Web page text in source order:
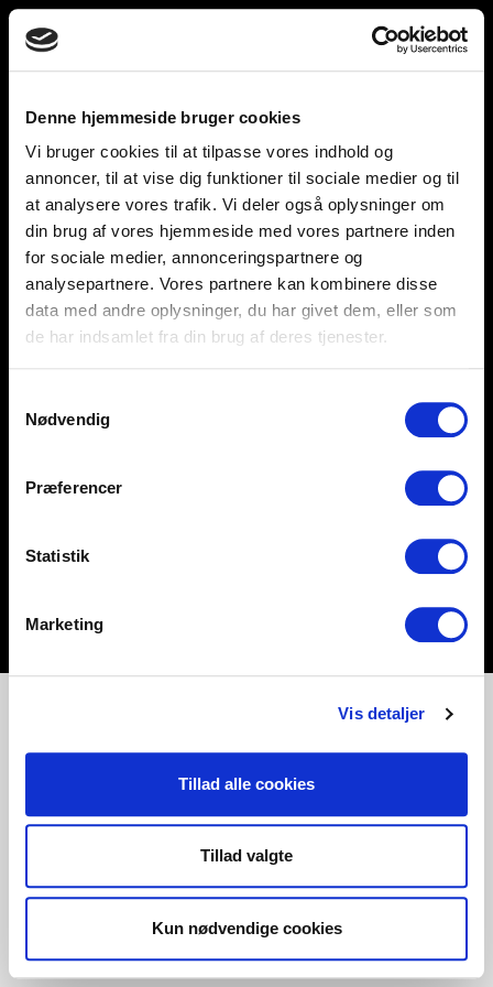
Denne hjemmeside bruger cookies
Vi bruger cookies til at tilpasse vores indhold og
annoncer, til at vise dig funktioner til sociale medier og til
at analysere vores trafik. Vi deler også oplysninger om
din brug af vores hjemmeside med vores partnere inden
for sociale medier, annonceringspartnere og
analysepartnere. Vores partnere kan kombinere disse
data med andre oplysninger, du har givet dem, eller som
de har indsamlet fra din brug af deres tjenester.
Nødvendig
Præferencer
Statistik
Marketing
Vis detaljer
Tillad alle cookies
Tillad valgte
Kun nødvendige cookies
Toggle
navigation
unnu
Help and support
Retailers
Browse for inspiration
SØREN FRICHS VEJ 52, 8230 AABYHØJ
+4586997400
INFO@UNNU.NU